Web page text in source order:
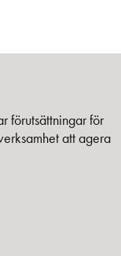
förutsättningar för
att agera